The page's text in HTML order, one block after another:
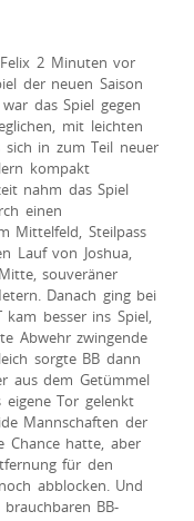
2 Minuten vor
der neuen Saison
das Spiel gegen
mit leichten
sich in zum Teil neuer
kompakt
nahm das Spiel
einen
Mittelfeld, Steilpass
Lauf von Joshua,
souveräner
Danach ging bei
besser ins Spiel,
Abwehr zwingende
sorgte BB dann
aus dem Getümmel
Tor gelenkt
Mannschaften der
Chance hatte, aber
für den
abblocken. Und
BB-